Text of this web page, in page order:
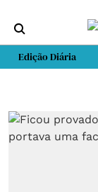
Edição Diária